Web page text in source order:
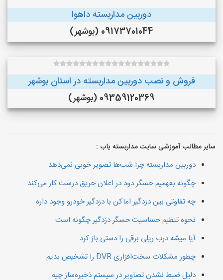
دوربین مداربسته داهوا
09173701044 (بوشهر)
فروش و نصب دوربین مداربسته در استان بوشهر
09359120369 (بوشهر)
سایر مطالب آموزشی سایت مداربسته یاب :
دوربین مداربسته چرا شب‌ها تصویر خوبی نمی‌دهد
چگونه بفهمیم حسگر دود در اعلان حریق درست کار می‌کند
چه تفاوتی بین دزدگیر اماکن با دزدگیر خودرو وجود داره
نحوه تنظیم حساسیت حسگر دزدگیر چگونه است
آیا میشه درب ریلی برقی را دستی باز کرد
چطور مشکلات سخت‌افزاری DVR را تشخیص بدیم
دلیل ضبط نشدن تصاویر در سیستم ذخیره‌ساز چیه